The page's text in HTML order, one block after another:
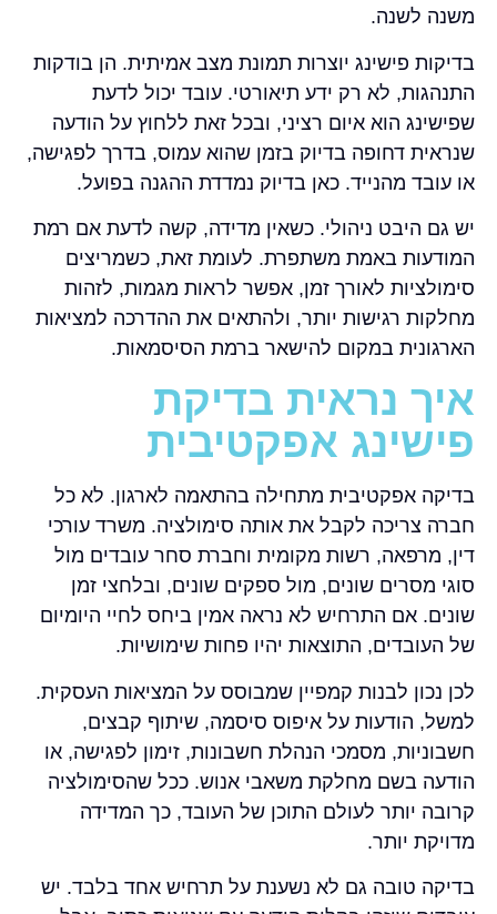
משנה לשנה.
בדיקות פישינג יוצרות תמונת מצב אמיתית. הן בודקות
התנהגות, לא רק ידע תיאורטי. עובד יכול לדעת
שפישינג הוא איום רציני, ובכל זאת ללחוץ על הודעה
שנראית דחופה בדיוק בזמן שהוא עמוס, בדרך לפגישה,
או עובד מהנייד. כאן בדיוק נמדדת ההגנה בפועל.
יש גם היבט ניהולי. כשאין מדידה, קשה לדעת אם רמת
המודעות באמת משתפרת. לעומת זאת, כשמריצים
סימולציות לאורך זמן, אפשר לראות מגמות, לזהות
מחלקות רגישות יותר, ולהתאים את ההדרכה למציאות
הארגונית במקום להישאר ברמת הסיסמאות.
איך נראית בדיקת
פישינג אפקטיבית
בדיקה אפקטיבית מתחילה בהתאמה לארגון. לא כל
חברה צריכה לקבל את אותה סימולציה. משרד עורכי
דין, מרפאה, רשות מקומית וחברת סחר עובדים מול
סוגי מסרים שונים, מול ספקים שונים, ובלחצי זמן
שונים. אם התרחיש לא נראה אמין ביחס לחיי היומיום
של העובדים, התוצאות יהיו פחות שימושיות.
לכן נכון לבנות קמפיין שמבוסס על המציאות העסקית.
למשל, הודעות על איפוס סיסמה, שיתוף קבצים,
חשבוניות, מסמכי הנהלת חשבונות, זימון לפגישה, או
הודעה בשם מחלקת משאבי אנוש. ככל שהסימולציה
קרובה יותר לעולם התוכן של העובד, כך המדידה
מדויקת יותר.
בדיקה טובה גם לא נשענת על תרחיש אחד בלבד. יש